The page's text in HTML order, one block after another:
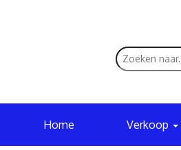
Home Verkoop